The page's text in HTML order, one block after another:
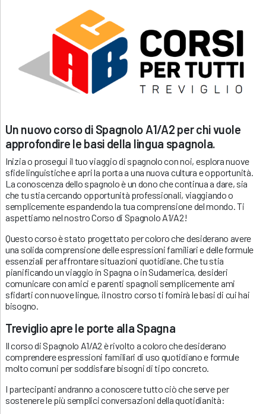
Un nuovo corso di Spagnolo A1/A2 per chi vuole
approfondire le basi della lingua spagnola.
Inizia o prosegui il tuo viaggio di spagnolo con noi, esplora nuove
sfide linguistiche e apri la porta a una nuova cultura e opportunità.
La conoscenza dello spagnolo è un dono che continua a dare, sia
che tu stia cercando opportunità professionali, viaggiando o
semplicemente espandendo la tua comprensione del mondo. Ti
aspettiamo nel nostro Corso di Spagnolo A1/A2!
Questo corso è stato progettato per coloro che desiderano avere
una solida comprensione delle espressioni familiari e delle formule
essenziali per affrontare situazioni quotidiane. Che tu stia
pianificando un viaggio in Spagna o in Sudamerica, desideri
comunicare con amici e parenti spagnoli semplicemente ami
sfidarti con nuove lingue, il nostro corso ti fornirà le basi di cui hai
bisogno.
Treviglio apre le porte alla Spagna
Il corso di Spagnolo A1/A2 è rivolto a coloro che desiderano
comprendere espressioni familiari di uso quotidiano e formule
molto comuni per soddisfare bisogni di tipo concreto.
I partecipanti andranno a conoscere tutto ciò che serve per
sostenere le più semplici conversazioni della quotidianità: